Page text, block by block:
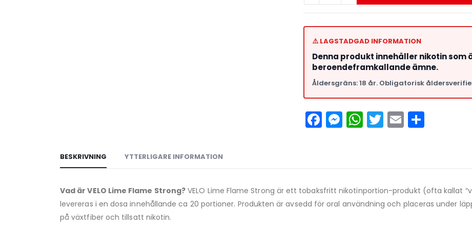
⚠️ LAGSTADGAD INFORMATION
Denna produkt innehåller nikotin som
beroendeframkallande ämne.
Åldersgräns: 18 år. Obligatorisk
Facebook
Messenger
WhatsApp
Twitter
Email
BESKRIVNING YTTERLIGARE INFORMATION
Vad är VELO Lime Flame Strong? VELO Lime Flame Strong är ett tobaksfritt nikotinportion-produkt (ofta kallat
levereras i en dosa innehållande ca 20 portioner. Produkten är avsedd för oral användning och placeras under
på växtfiber och tillsatt nikotin.